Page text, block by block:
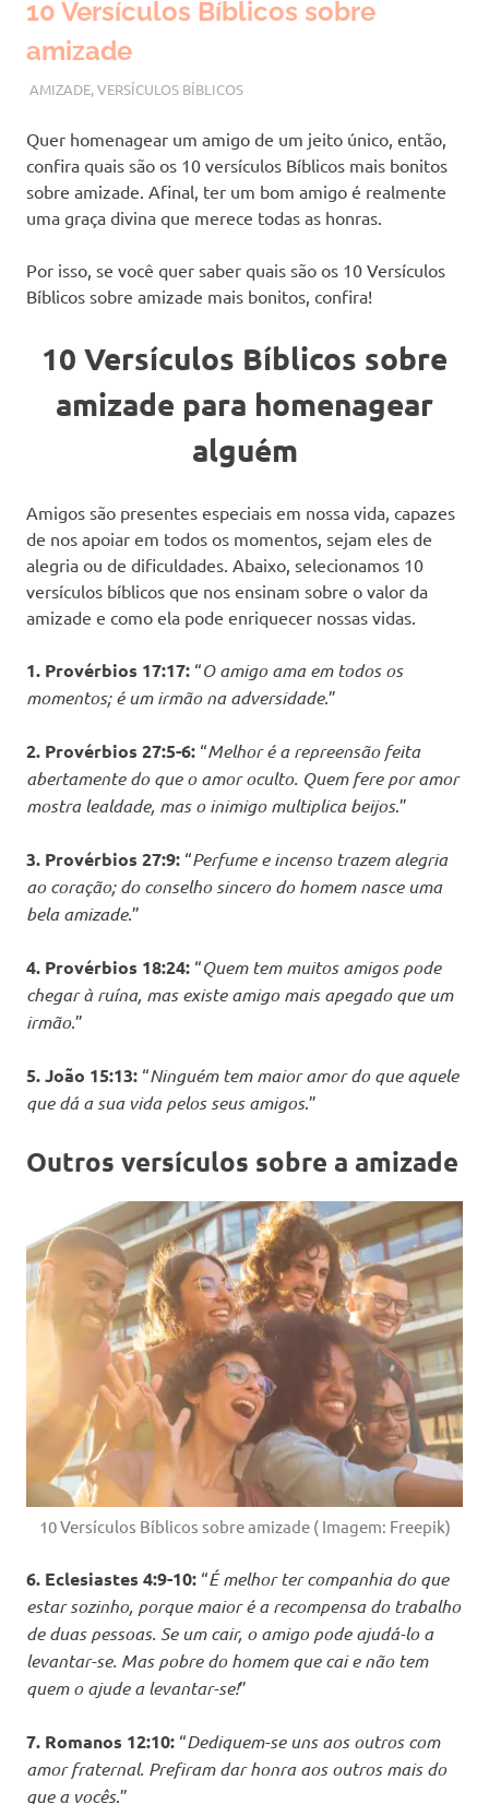
10 Versículos Bíblicos sobre
amizade
JULHO 24, 2023
VANESSA
AMIZADE,VERSÍCULOS BÍBLICOS
Quer homenagear um amigo de um jeito único, então,
confira quais são os 10 versículos Bíblicos mais bonitos
sobre amizade. Afinal, ter um bom amigo é realmente
uma graça divina que merece todas as honras.
Por isso, se você quer saber quais são os 10 Versículos
Bíblicos sobre amizade mais bonitos, confira!
10 Versículos Bíblicos sobre
amizade para homenagear
alguém
Amigos são presentes especiais em nossa vida, capazes
de nos apoiar em todos os momentos, sejam eles de
alegria ou de dificuldades. Abaixo, selecionamos 10
versículos bíblicos que nos ensinam sobre o valor da
amizade e como ela pode enriquecer nossas vidas.
1. Provérbios 17:17: “O amigo ama em todos os
momentos; é um irmão na adversidade.”
2. Provérbios 27:5-6: “Melhor é a repreensão feita
abertamente do que o amor oculto. Quem fere por amor
mostra lealdade, mas o inimigo multiplica beijos.”
3. Provérbios 27:9: “Perfume e incenso trazem alegria
ao coração; do conselho sincero do homem nasce uma
bela amizade.”
4. Provérbios 18:24: “Quem tem muitos amigos pode
chegar à ruína, mas existe amigo mais apegado que um
irmão.”
5. João 15:13: “Ninguém tem maior amor do que aquele
que dá a sua vida pelos seus amigos.”
Outros versículos sobre a amizade
10 Versículos Bíblicos sobre amizade ( Imagem: Freepik)
6. Eclesiastes 4:9-10: “É melhor ter companhia do que
estar sozinho, porque maior é a recompensa do trabalho
de duas pessoas. Se um cair, o amigo pode ajudá-lo a
levantar-se. Mas pobre do homem que cai e não tem
quem o ajude a levantar-se!”
7. Romanos 12:10: “Dediquem-se uns aos outros com
amor fraternal. Prefiram dar honra aos outros mais do
que a vocês.”